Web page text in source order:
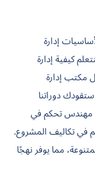
إدارة
كيفية إدارة
مكتب إدارة
دوراتنا
مهندس تحكم في
في تكاليف المشروع.
مما يوفر نهجًا